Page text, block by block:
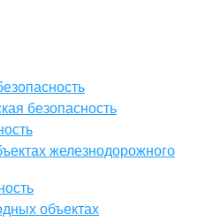
безопасность
железнодорожного
объектах